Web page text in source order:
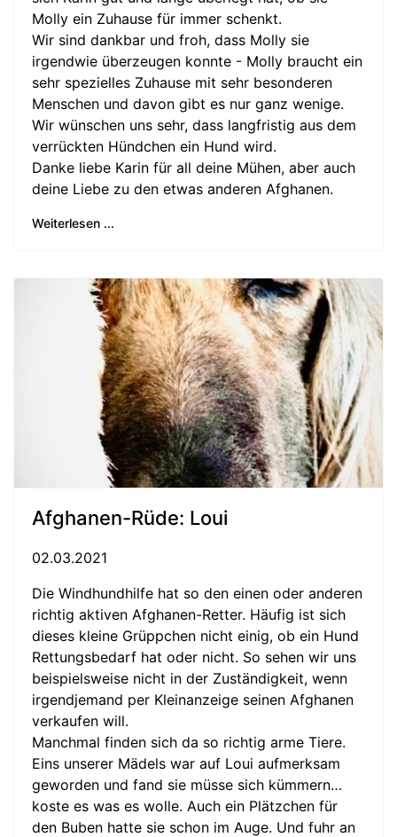
Molly ein Zuhause für immer schenkt.
Wir sind dankbar und froh, dass Molly sie
irgendwie überzeugen konnte - Molly braucht ein
sehr spezielles Zuhause mit sehr besonderen
Menschen und davon gibt es nur ganz wenige.
Wir wünschen uns sehr, dass langfristig aus dem
verrückten Hündchen ein Hund wird.
Danke liebe Karin für all deine Mühen, aber auch
deine Liebe zu den etwas anderen Afghanen.
Weiterlesen ...
Afghanen-Rüde: Loui
02.03.2021
Die Windhundhilfe hat so den einen oder anderen
richtig aktiven Afghanen-Retter. Häufig ist sich
dieses kleine Grüppchen nicht einig, ob ein Hund
Rettungsbedarf hat oder nicht. So sehen wir uns
beispielsweise nicht in der Zuständigkeit, wenn
irgendjemand per Kleinanzeige seinen Afghanen
verkaufen will.
Manchmal finden sich da so richtig arme Tiere.
Eins unserer Mädels war auf Loui aufmerksam
geworden und fand sie müsse sich kümmern…
koste es was es wolle. Auch ein Plätzchen für
den Buben hatte sie schon im Auge. Und fuhr an